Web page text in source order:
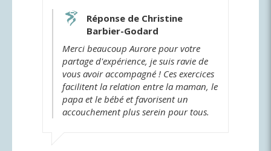
Réponse de Christine
Barbier-Godard
Merci beaucoup Aurore pour votre
partage d'expérience, je suis ravie de
vous avoir accompagné ! Ces exercices
facilitent la relation entre la maman, le
papa et le bébé et favorisent un
accouchement plus serein pour tous.